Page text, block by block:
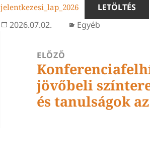
jelentkezesi_lap_2026
LETÖLTÉS
Közzétéve
2026.07.02. Kategória
Egyéb
NAVIGÁCIÓ
ELŐZŐ
Korábbi
bejegyzések:
jövőbeli
és tanulságok